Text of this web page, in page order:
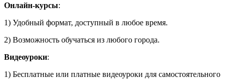
Онлайн-курсы:
1) Удобный формат, доступный в любое время.
2) Возможность обучаться из любого города.
Видеоуроки:
1) Бесплатные или платные видеоуроки для самостоятельного